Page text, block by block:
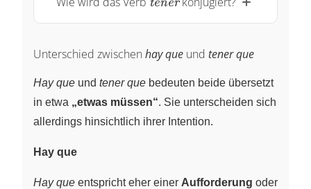
Unterschied zwischen hay que und tener que
Hay que und tener que bedeuten beide übersetzt
in etwa „etwas müssen“. Sie unterscheiden sich
allerdings hinsichtlich ihrer Intention.
Hay que
Hay que entspricht eher einer Aufforderung oder